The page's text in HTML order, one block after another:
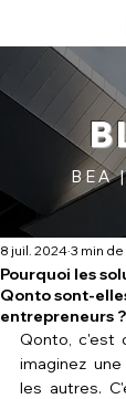
BEA
Pourquoi les
Qonto sont-
entrepreneurs ?
8 juil. 2024 3 min
Qonto, c'est
imaginez
les autres.